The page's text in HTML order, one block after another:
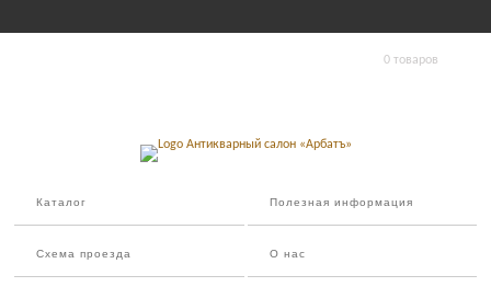
0 товаров
Каталог Полезная информация
Схема проезда О нас